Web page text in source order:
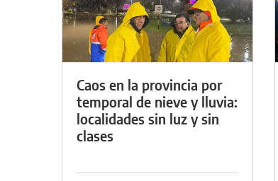
Caos en la provincia por
temporal de nieve y lluvia:
localidades sin luz y sin
clases